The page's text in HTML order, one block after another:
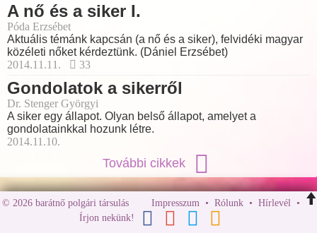
A nő és a siker I.
Póda Erzsébet
Aktuális témánk kapcsán (a nő és a siker), felvidéki magyar
közéleti nőket kérdeztünk. (Dániel Erzsébet)
2014.11.11.
33
Gondolatok a sikerről
Dr. Stenger Györgyi
A siker egy állapot. Olyan belső állapot, amelyet a
gondolatainkkal hozunk létre.
2014.11.10.
További cikkek
© 2026 barátnő polgári társulás Impresszum • Rólunk• Hírlevél •
Írjon nekünk!